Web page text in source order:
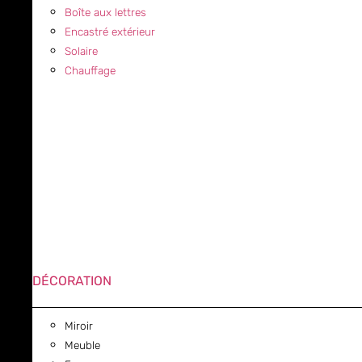
Boîte aux lettres
Encastré extérieur
Solaire
Chauffage
DÉCORATION
Miroir
Meuble